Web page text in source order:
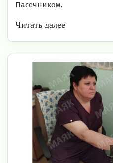
Пасечником.
Читать далее